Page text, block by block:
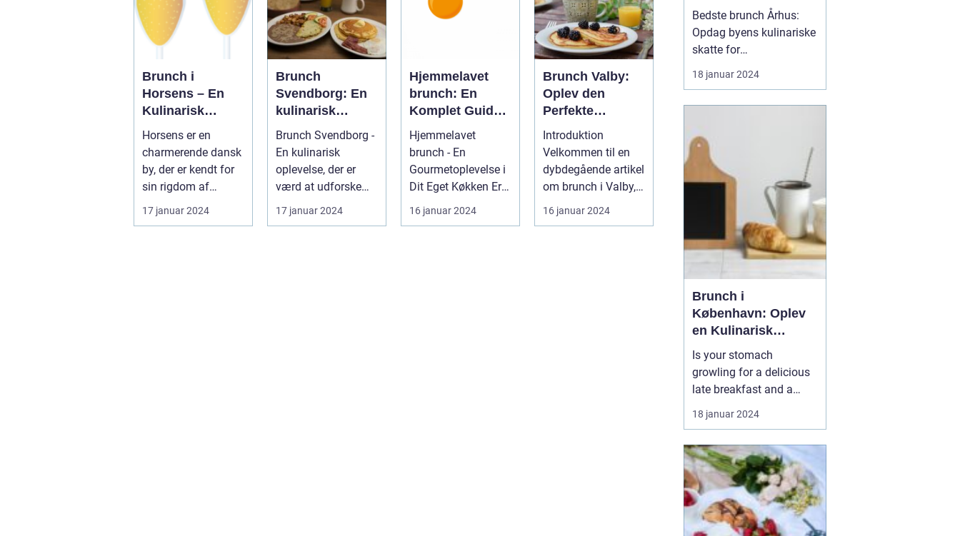
Brunch i
Horsens – En
Kulinarisk
Rejseoplevelse
Horsens er en
charmerende dansk
by, der er kendt for
sin rigdom af
kulturelle tilbud og
naturskønne ...
17 januar 2024
Brunch
Svendborg: En
kulinarisk
oplevelse for
eventyrrejsende
og backpackere
Brunch Svendborg -
En kulinarisk
oplevelse, der er
værd at udforske
Indledning: Brunch
er en populæ...
17 januar 2024
Hjemmelavet
brunch: En
Komplet Guide
for
Eventyrrejsende
og Backpackere
Hjemmelavet
brunch - En
Gourmetoplevelse i
Dit Eget Køkken Er
du en
eventyrrejsende eller
16 januar 2024
Brunch Valby:
Oplev den
Perfekte
Brunchoplevels
e i Vesterbro
Introduktion
Velkommen til en
dybdegående artikel
om brunch i Valby,
en populær og
trendy bydel i Kø...
16 januar 2024
smagfulde
morgenmåltider for
eventyrrejsende og
Bedste brunch Århus:
Opdag byens kulinariske
skatte for
eventyrrejsende og
backpackere Indledning:
oplevelser, herunder en
blomstrende madscene.
En af de mest populære
gastronomiske
tendenser i byen er ...
18 januar 2024
Brunch i
København: Oplev
en Kulinarisk
Eventyrrejse
Is your stomach
growling for a delicious
late breakfast and a
hearty lunch combined?
Look no further than
dining experience that
offers a diverse menu,
vibrant atmosphere, and
a chance to indulge in
the culinary scene of
18 januar 2024